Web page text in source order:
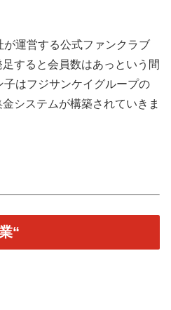
運営する公式ファンクラブ
足すると会員数はあっという間
はフジサンケイグループの
システムが構築されていきま
“